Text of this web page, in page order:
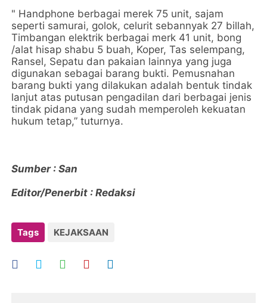
" Handphone berbagai merek 75 unit, sajam
seperti samurai, golok, celurit sebannyak 27 billah,
Timbangan elektrik berbagai merk 41 unit, bong
/alat hisap shabu 5 buah, Koper, Tas selempang,
Ransel, Sepatu dan pakaian lainnya yang juga
digunakan sebagai barang bukti. Pemusnahan
barang bukti yang dilakukan adalah bentuk tindak
lanjut atas putusan pengadilan dari berbagai jenis
tindak pidana yang sudah memperoleh kekuatan
hukum tetap,” tuturnya.
Sumber : San
Editor/Penerbit : Redaksi
Tags KEJAKSAAN